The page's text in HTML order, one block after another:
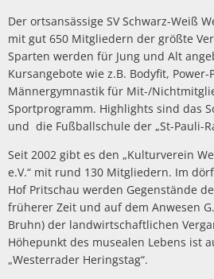
Der ortsansässige SV Schwarz-Weiß
mit gut 650 Mitgliedern der größte
Sparten werden für Jung und Alt
Kursangebote wie z.B. Bodyfit, Power-
Männergymnastik für Mit-/
Sportprogramm. Highlights sind das
und die Fußballschule der „St-Pauli-
Seit 2002 gibt es den „Kulturverein
e.V.“ mit rund 130 Mitgliedern. Im
Hof Pritschau werden Gegenstände
früherer Zeit und auf dem Anwesen
Bruhn) der landwirtschaftlichen
Höhepunkt des musealen Lebens ist
„Westerrader Heringstag“.